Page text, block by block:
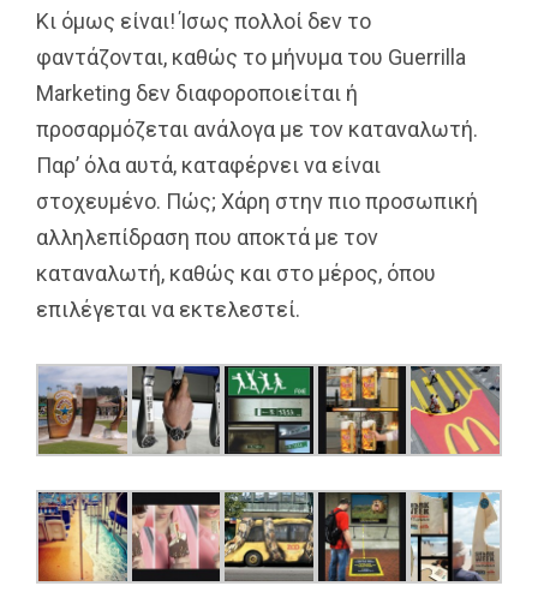
Κι όμως είναι! Ίσως πολλοί δεν το
φαντάζονται, καθώς το μήνυμα του Guerrilla
Marketing δεν διαφοροποιείται ή
προσαρμόζεται ανάλογα με τον καταναλωτή.
Παρ’ όλα αυτά, καταφέρνει να είναι
στοχευμένο. Πώς; Χάρη στην πιο προσωπική
αλληλεπίδραση που αποκτά με τον
καταναλωτή, καθώς και στο μέρος, όπου
επιλέγεται να εκτελεστεί.